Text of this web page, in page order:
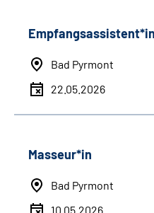
Empfangsassistent*in
Bad Pyrmont
22.05.2026
Masseur*in
Bad Pyrmont
10.05.2026